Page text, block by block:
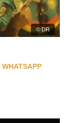
© DR
WHATSAPP